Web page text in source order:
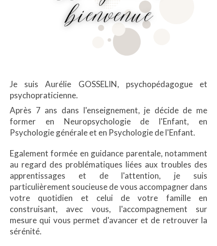
Je suis Aurélie GOSSELIN, psychopédagogue et
psychopraticienne.
Après 7 ans dans l'enseignement, je décide de me
former en Neuropsychologie de l'Enfant, en
Psychologie générale et en Psychologie de l'Enfant.
Egalement formée en guidance parentale, notamment
au regard des problématiques liées aux troubles des
apprentissages et de l'attention, je suis
particulièrement soucieuse de vous accompagner dans
votre quotidien et celui de votre famille en
construisant, avec vous, l'accompagnement sur
mesure qui vous permet d'avancer et de retrouver la
sérénité.